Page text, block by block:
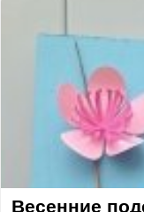
Весенние